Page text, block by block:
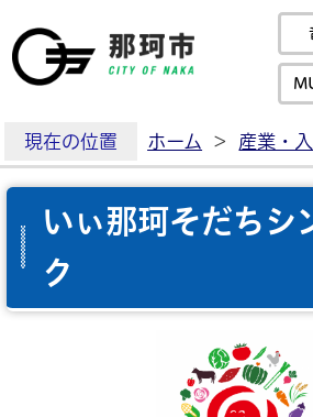
現在の位置 ホーム > 産業・
いぃ那珂そだちシ
ク